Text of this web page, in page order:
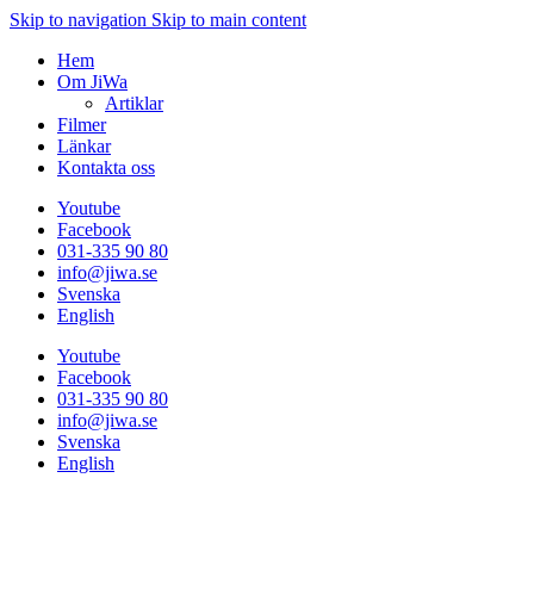
Skip to navigation Skip to main content
Hem
Om JiWa
Artiklar
Filmer
Länkar
Kontakta oss
Youtube
Facebook
031-335 90 80
info@jiwa.se
Svenska
English
Youtube
Facebook
031-335 90 80
info@jiwa.se
Svenska
English